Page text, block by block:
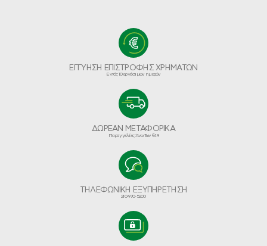
ΕΓΓΥΗΣΗ ΕΠΙΣΤΡΟΦΗΣ ΧΡΗΜΑΤΩΝ
Εντός 10 εργάσιμων ημερών
ΔΩΡΕΑΝ ΜΕΤΑΦΟΡΙΚΑ
Παραγγελίες Άνω Των €49
ΤΗΛΕΦΩΝΙΚΗ ΕΞΥΠΗΡΕΤΗΣΗ
210-970-5200